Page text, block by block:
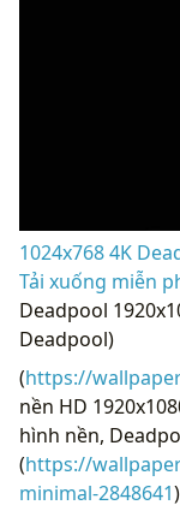
1024x768 4K
Tải xuống miễn
Deadpool
Deadpool)
(https://
nền HD
hình nền,
(https://
minimal-2848641)